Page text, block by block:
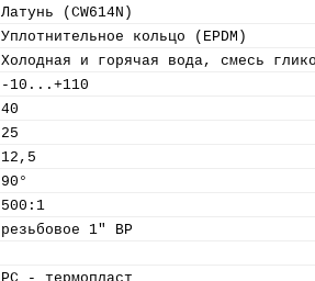
Латунь (CW614N)
Уплотнительное кольцо (EPDM)
Холодная и горячая вода, смесь
-10...+110
40
25
12,5
90°
500:1
резьбовое 1" ВР